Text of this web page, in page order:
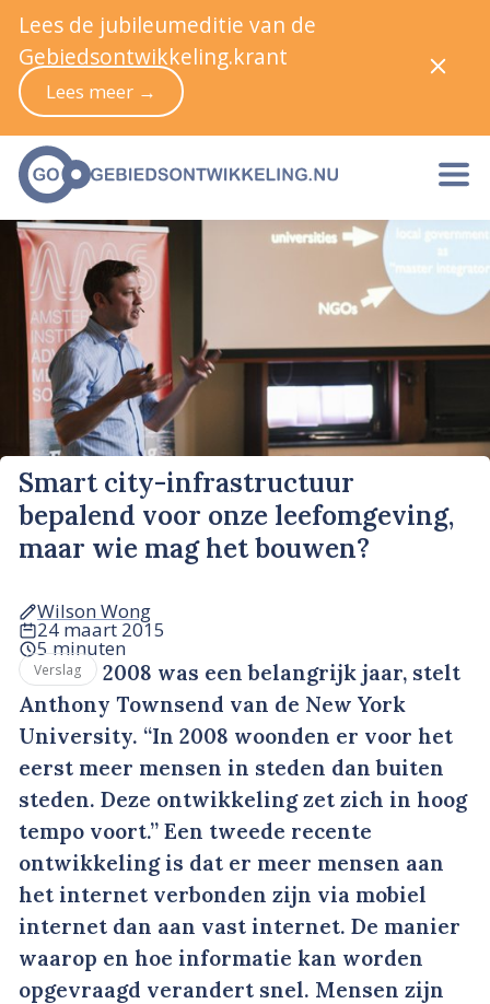
Smart city-infrastructuur
bepalend voor onze leefomgeving,
maar wie mag het bouwen?
Wilson Wong
24 maart 2015
5 minuten
Verslag
2008 was een belangrijk jaar, stelt
Anthony Townsend van de New York
University. “In 2008 woonden er voor het
eerst meer mensen in steden dan buiten
steden. Deze ontwikkeling zet zich in hoog
tempo voort.” Een tweede recente
ontwikkeling is dat er meer mensen aan
het internet verbonden zijn via mobiel
internet dan aan vast internet. De manier
waarop en hoe informatie kan worden
opgevraagd verandert snel. Mensen zijn
Lees de jubileumeditie van de
Gebiedsontwikkeling.krant
Lees meer →